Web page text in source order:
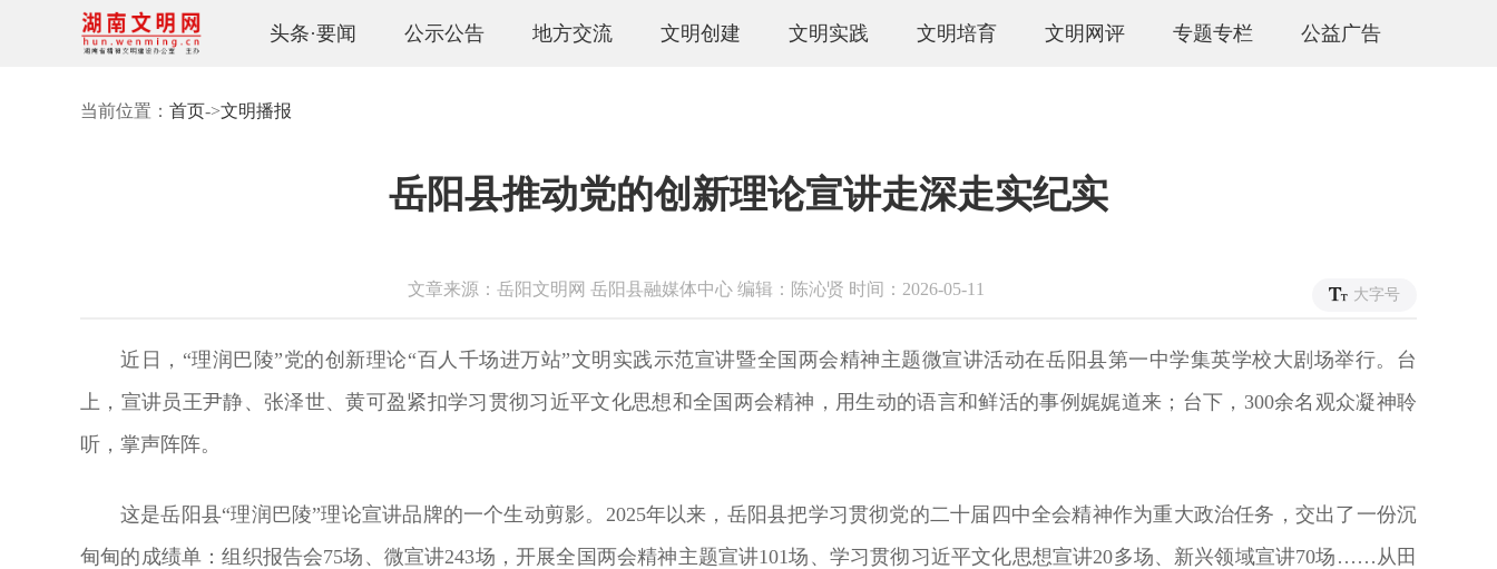
头条·要闻 公示公告 地方交流 文明创建 文明实践 文明培育 文明网评 专题专栏 公益广告
当前位置： 首页->文明播报
岳阳县推动党的创新理论宣讲走深走实纪实
文章来源：岳阳文明网 岳阳县融媒体中心 编辑：陈沁贤 时间：2026-05-11 大字号
近日，“理润巴陵”党的创新理论“百人千场进万站”文明实践示范宣讲暨全国两会精神主题微宣讲活动在岳阳县第一中学集英学校大剧场举行。台
上，宣讲员王尹静、张泽世、黄可盈紧扣学习贯彻习近平文化思想和全国两会精神，用生动的语言和鲜活的事例娓娓道来；台下，300余名观众凝神聆
听，掌声阵阵。
这是岳阳县“理润巴陵”理论宣讲品牌的一个生动剪影。2025年以来，岳阳县把学习贯彻党的二十届四中全会精神作为重大政治任务，交出了一份沉
甸甸的成绩单：组织报告会75场、微宣讲243场，开展全国两会精神主题宣讲101场、学习贯彻习近平文化思想宣讲20多场、新兴领域宣讲70场……从田